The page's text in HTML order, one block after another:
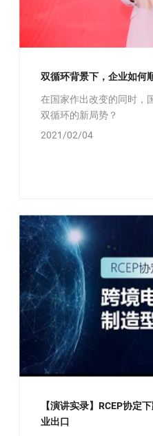
双循环背景下，企业如何
在国家作出改变的同时，
双循环的新局势？
2021/02/04
【演讲实录】RCEP协定
业出口